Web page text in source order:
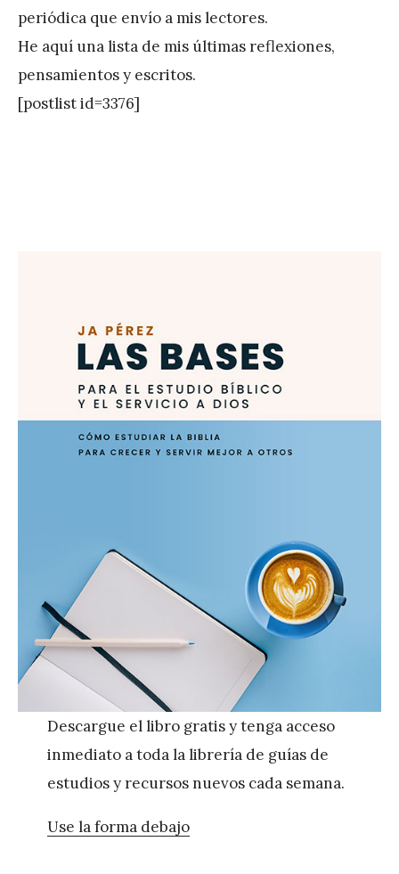
periódica que envío a mis lectores.
He aquí una lista de mis últimas reflexiones,
pensamientos y escritos.
[postlist id=3376]
Descargue el libro gratis y tenga acceso
inmediato a toda la librería de guías de
estudios y recursos nuevos cada semana.
Use la forma debajo